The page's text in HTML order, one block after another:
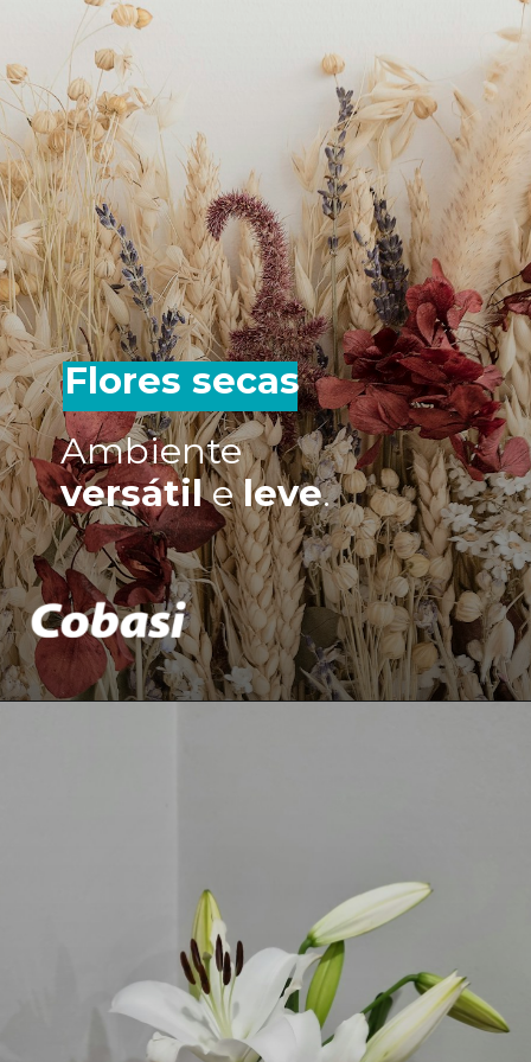
Flores secas
Ambiente
versátileleve.